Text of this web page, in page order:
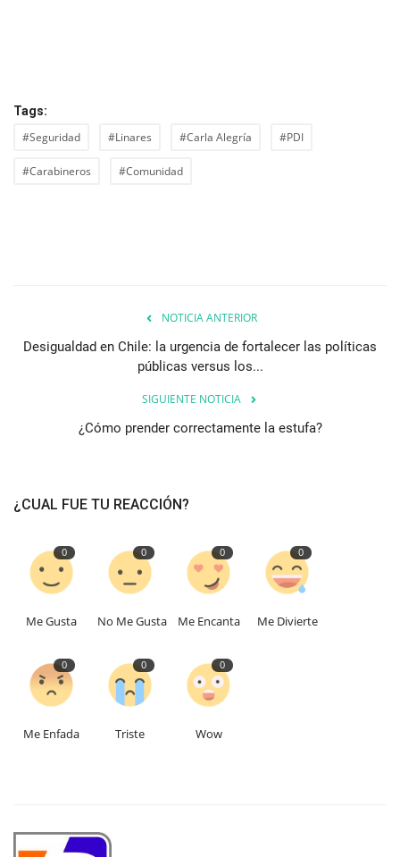
Tags:
#Seguridad #Linares #Carla Alegría #PDI
#Carabineros #Comunidad
NOTICIA ANTERIOR
Desigualdad en Chile: la urgencia de fortalecer las políticas
públicas versus los...
SIGUIENTE NOTICIA
¿Cómo prender correctamente la estufa?
¿CUAL FUE TU REACCIÓN?
0
Me Gusta
0
No Me Gusta
0
Me Encanta
0
Me Divierte
0
Me Enfada
0
Triste
0
Wow